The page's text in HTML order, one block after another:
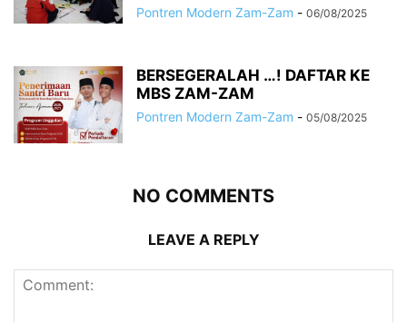
Pontren Modern Zam-Zam - 06/08/2025
BERSEGERALAH …! DAFTAR KE
MBS ZAM-ZAM
Pontren Modern Zam-Zam - 05/08/2025
NO COMMENTS
LEAVE A REPLY